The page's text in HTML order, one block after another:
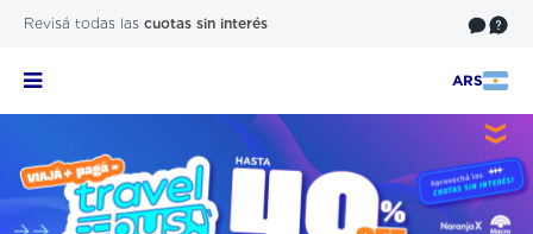
Revisá todas las cuotas sin interés
ARS